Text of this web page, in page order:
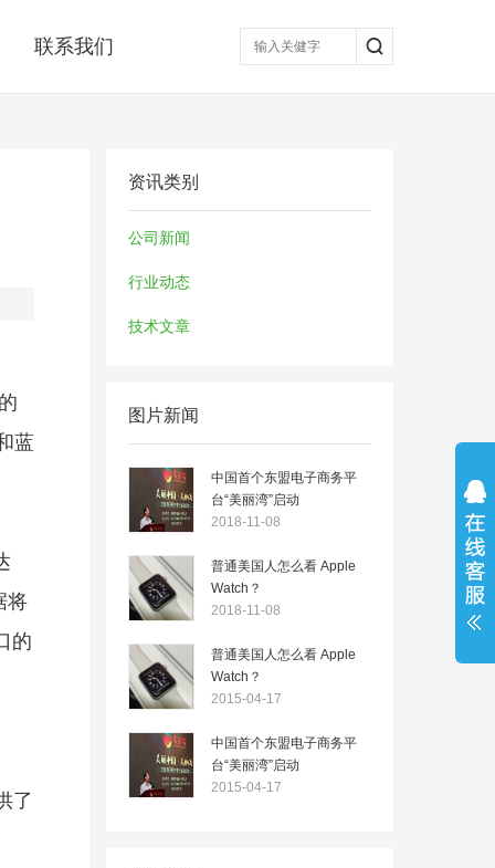
联系我们
资讯类别
公司新闻
行业动态
技术文章
图片新闻
中国首个东盟电子商务平
台“美丽湾”启动
2018-11-08
普通美国人怎么看 Apple
Watch？
2018-11-08
普通美国人怎么看 Apple
Watch？
2015-04-17
中国首个东盟电子商务平
台“美丽湾”启动
2015-04-17
蓝
将
的
了